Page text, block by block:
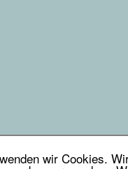
wir Cookies.